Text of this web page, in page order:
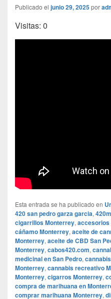
Publicado el junio 29, 2025por
Visitas: 0
Esta entrada se ha publicado en
420 san pedro garza garcia,
cigarrillos Monterrey, accesorios
cáñamo Monterrey, aceite de
Monterrey, aceite de CBD San
Monterrey, cabos420.com,
medicinal en San Pedro,
Monterrey, cannabis recreativo
Monterrey, cigarros Monterrey,
compra de marihuana en
comprar marihuana Monterrey,